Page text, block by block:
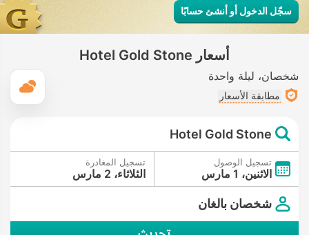
سجّل الدخول أو أنشئ حسابًا
أسعار Hotel Gold Stone
شخصان ليلة واحدة
مطابقة الأسعار
Hotel Gold Stone
تسجيل الوصول
الاثنين، 1 مارس
تسجيل المغادرة
الثلاثاء، 2 مارس
شخصان بالغان